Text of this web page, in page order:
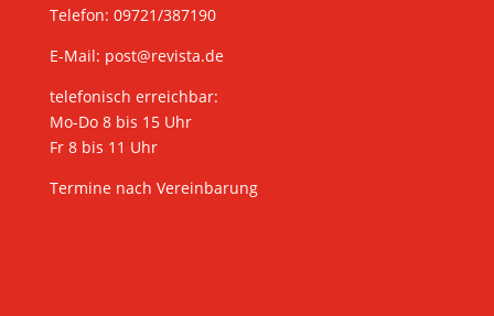
Telefon: 09721/387190
E-Mail: post@revista.de
telefonisch erreichbar:
Mo-Do 8 bis 15 Uhr
Fr 8 bis 11 Uhr
Termine nach Vereinbarung